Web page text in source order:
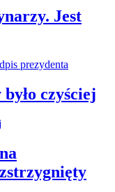
Jest
czyściej